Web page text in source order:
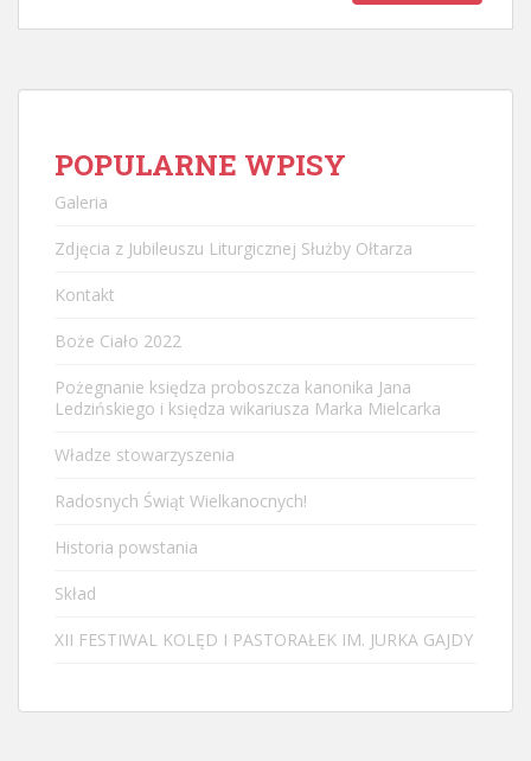
POPULARNE WPISY
Galeria
Zdjęcia z Jubileuszu Liturgicznej Służby Ołtarza
Kontakt
Boże Ciało 2022
Pożegnanie księdza proboszcza kanonika Jana
Ledzińskiego i księdza wikariusza Marka Mielcarka
Władze stowarzyszenia
Radosnych Świąt Wielkanocnych!
Historia powstania
Skład
XII FESTIWAL KOLĘD I PASTORAŁEK IM. JURKA GAJDY